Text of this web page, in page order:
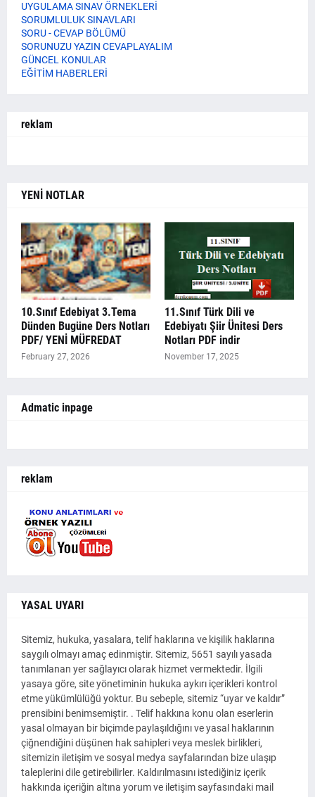
UYGULAMA SINAV ÖRNEKLERİ
SORUMLULUK SINAVLARI
SORU - CEVAP BÖLÜMÜ
SORUNUZU YAZIN CEVAPLAYALIM
GÜNCEL KONULAR
EĞİTİM HABERLERİ
reklam
YENİ NOTLAR
10.Sınıf Edebiyat 3.Tema
Dünden Bugüne Ders Notları
PDF/ YENİ MÜFREDAT
February 27, 2026
11.Sınıf Türk Dili ve
Edebiyatı Şiir Ünitesi Ders
Notları PDF indir
November 17, 2025
Admatic inpage
reklam
YASAL UYARI
Sitemiz, hukuka, yasalara, telif haklarına ve kişilik haklarına
saygılı olmayı amaç edinmiştir. Sitemiz, 5651 sayılı yasada
tanımlanan yer sağlayıcı olarak hizmet vermektedir. İlgili
yasaya göre, site yönetiminin hukuka aykırı içerikleri kontrol
etme yükümlülüğü yoktur. Bu sebeple, sitemiz “uyar ve kaldır”
prensibini benimsemiştir. . Telif hakkına konu olan eserlerin
yasal olmayan bir biçimde paylaşıldığını ve yasal haklarının
çiğnendiğini düşünen hak sahipleri veya meslek birlikleri,
sitemizin iletişim ve sosyal medya sayfalarından bize ulaşıp
taleplerini dile getirebilirler. Kaldırılmasını istediğiniz içerik
hakkında içeriğin altına yorum ve iletişim sayfasındaki mail